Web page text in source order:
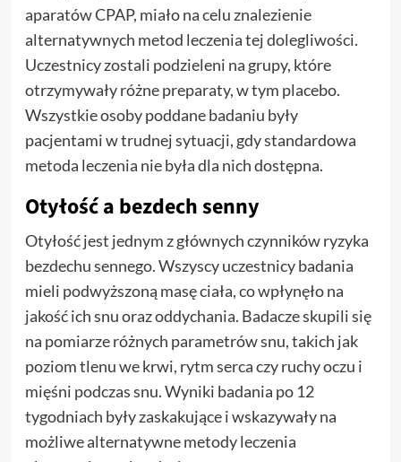
aparatów CPAP, miało na celu znalezienie
alternatywnych metod leczenia tej dolegliwości.
Uczestnicy zostali podzieleni na grupy, które
otrzymywały różne preparaty, w tym placebo.
Wszystkie osoby poddane badaniu były
pacjentami w trudnej sytuacji, gdy standardowa
metoda leczenia nie była dla nich dostępna.
Otyłość a bezdech senny
Otyłość jest jednym z głównych czynników ryzyka
bezdechu sennego. Wszyscy uczestnicy badania
mieli podwyższoną masę ciała, co wpłynęło na
jakość ich snu oraz oddychania. Badacze skupili się
na pomiarze różnych parametrów snu, takich jak
poziom tlenu we krwi, rytm serca czy ruchy oczu i
mięśni podczas snu. Wyniki badania po 12
tygodniach były zaskakujące i wskazywały na
możliwe alternatywne metody leczenia